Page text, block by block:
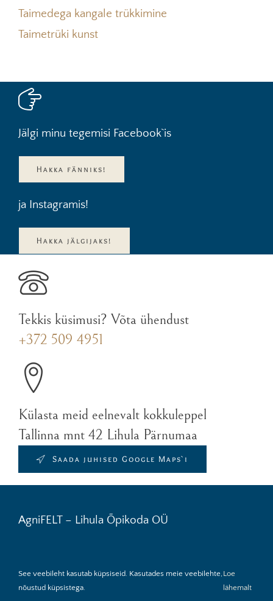
Taimedega kangale trükkimine
Taimetrüki kunst
Jälgi minu tegemisi Facebook`is
Hakka fänniks!
ja Instagramis!
Hakka jälgijaks!
Tekkis küsimusi? Võta ühendust
+372 509 4951
Külasta meid eelnevalt kokkuleppel
Tallinna mnt 42 Lihula Pärnumaa
Saada juhised Google Maps`i
AgniFELT – Lihula Õpikoda OÜ
Müügitingimused Tagastamine Toote hooldus
See veebileht kasutab küpsiseid. Kasutades meie veebilehte,
nõustud küpsistega.
Loe
lähemalt